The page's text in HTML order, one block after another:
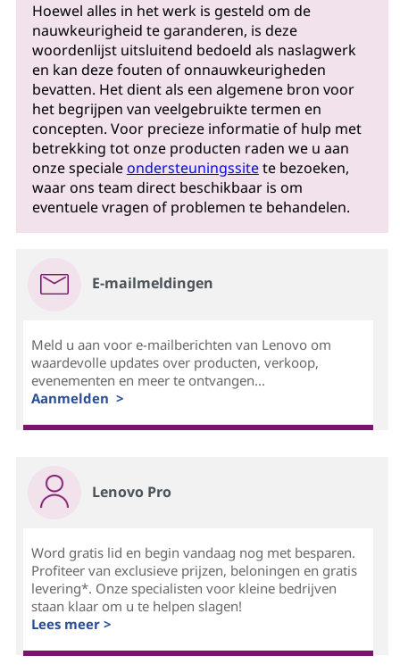
Hoewel alles in het werk is gesteld om de
nauwkeurigheid te garanderen, is deze
woordenlijst uitsluitend bedoeld als naslagwerk
en kan deze fouten of onnauwkeurigheden
bevatten. Het dient als een algemene bron voor
het begrijpen van veelgebruikte termen en
concepten. Voor precieze informatie of hulp met
betrekking tot onze producten raden we u aan
onze specialeondersteuningssitete bezoeken,
waar ons team direct beschikbaar is om
eventuele vragen of problemen te behandelen.
E-mailmeldingen
Meld u aan voor e-mailberichten van Lenovo om
waardevolle updates over producten, verkoop,
evenementen en meer te ontvangen...
Aanmelden >
Lenovo Pro
Word gratis lid en begin vandaag nog met besparen.
Profiteer van exclusieve prijzen, beloningen en gratis
levering*. Onze specialisten voor kleine bedrijven
staan klaar om u te helpen slagen!
Lees meer >